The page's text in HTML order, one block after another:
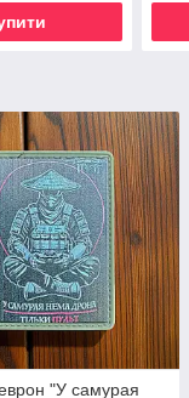
"У самурая